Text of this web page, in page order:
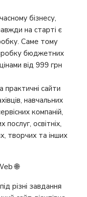
бізнесу,
на старті є
Саме тому
бюджетних
від 999 грн
практичні сайти
навчальних
компаній,
послуг, освітніх,
творчих та інших
🌐
різні завдання